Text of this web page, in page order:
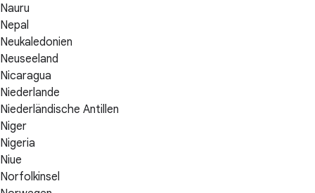
Nauru
Nepal
Neukaledonien
Neuseeland
Nicaragua
Niederlande
Niederländische Antillen
Niger
Nigeria
Niue
Norfolkinsel